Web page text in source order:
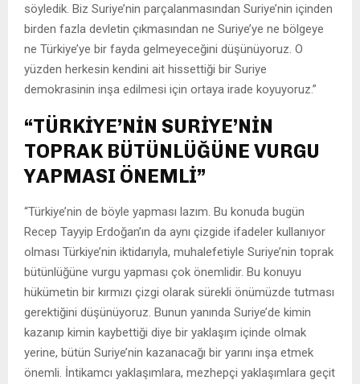
söyledik. Biz Suriye’nin parçalanmasından Suriye’nin içinden
birden fazla devletin çıkmasından ne Suriye’ye ne bölgeye
ne Türkiye’ye bir fayda gelmeyeceğini düşünüyoruz. O
yüzden herkesin kendini ait hissettiği bir Suriye
demokrasinin inşa edilmesi için ortaya irade koyuyoruz.”
“TÜRKİYE’NİN SURİYE’NİN
TOPRAK BÜTÜNLÜĞÜNE VURGU
YAPMASI ÖNEMLİ”
“Türkiye’nin de böyle yapması lazım. Bu konuda bugün
Recep Tayyip Erdoğan’ın da aynı çizgide ifadeler kullanıyor
olması Türkiye’nin iktidarıyla, muhalefetiyle Suriye’nin toprak
bütünlüğüne vurgu yapması çok önemlidir. Bu konuyu
hükümetin bir kırmızı çizgi olarak sürekli önümüzde tutması
gerektiğini düşünüyoruz. Bunun yanında Suriye’de kimin
kazanıp kimin kaybettiği diye bir yaklaşım içinde olmak
yerine, bütün Suriye’nin kazanacağı bir yarını inşa etmek
önemli. İntikamcı yaklaşımlara, mezhepçi yaklaşımlara geçit